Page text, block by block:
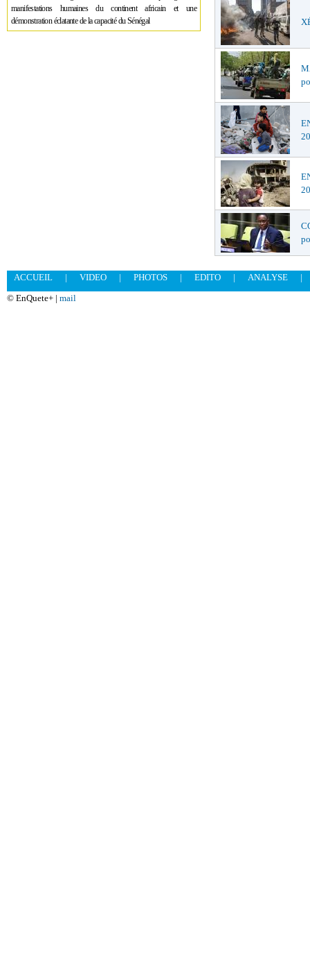
manifestations humaines du continent africain et une
démonstration éclatante de la capacité du Sénégal
ACCUEIL | VIDEO | PHOTOS | EDITO | ANALYSE
|
© EnQuete+ | mail